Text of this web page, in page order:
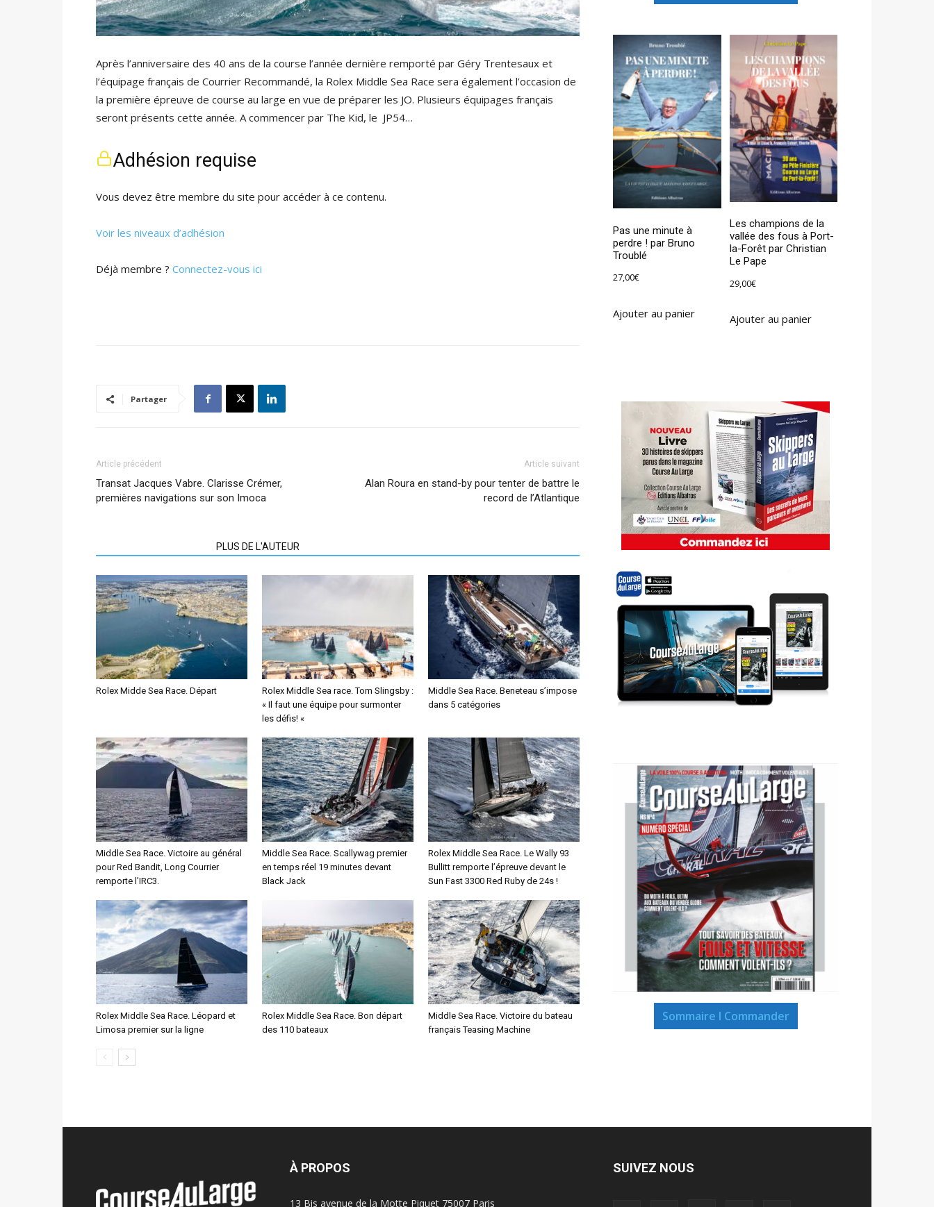
Après l’anniversaire des 40 ans de la course l’année dernière remporté par Géry Trentesaux et
l’équipage français de Courrier Recommandé, la Rolex Middle Sea Race sera également l’occasion de
la première épreuve de course au large en vue de préparer les JO. Plusieurs équipages français
seront présents cette année. A commencer par The Kid, le JP54…
Adhésion requise
Vous devez être membre du site pour accéder à ce contenu.
Voir les niveaux d’adhésion
Déjà membre ? Connectez-vous ici
Partager
Article précédent
Transat Jacques Vabre. Clarisse Crémer,
premières navigations sur son Imoca
Article suivant
Alan Roura en stand-by pour tenter de battre le
record de l’Atlantique
PLUS DE L'AUTEUR
Rolex Midde Sea Race. Départ
Rolex Middle Sea race. Tom Slingsby :
« Il faut une équipe pour surmonter
les défis! «
Middle Sea Race. Beneteau s’impose
dans 5 catégories
Middle Sea Race. Victoire au général
pour Red Bandit, Long Courrier
remporte l’IRC3.
Middle Sea Race. Scallywag premier
en temps réel 19 minutes devant
Black Jack
Rolex Middle Sea Race. Le Wally 93
Bullitt remporte l’épreuve devant le
Sun Fast 3300 Red Ruby de 24s !
Rolex Middle Sea Race. Léopard et
Limosa premier sur la ligne
Rolex Middle Sea Race. Bon départ
des 110 bateaux
Middle Sea Race. Victoire du bateau
français Teasing Machine
Pas une minute à
perdre ! par Bruno
Troublé
27,00€
Ajouter au panier
Les champions de la
vallée des fous à Port-
la-Forêt par Christian
Le Pape
29,00€
Ajouter au panier
Sommaire I Commander
À PROPOS
13 Bis avenue de la Motte Piquet 75007 Paris
SUIVEZ NOUS